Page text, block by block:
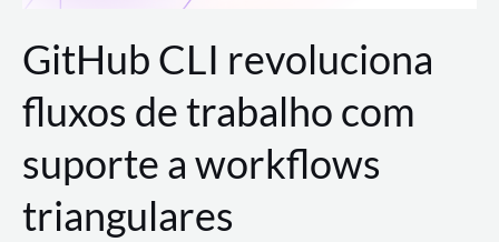
GitHub CLI revoluciona
fluxos de trabalho com
suporte a workflows
triangulares